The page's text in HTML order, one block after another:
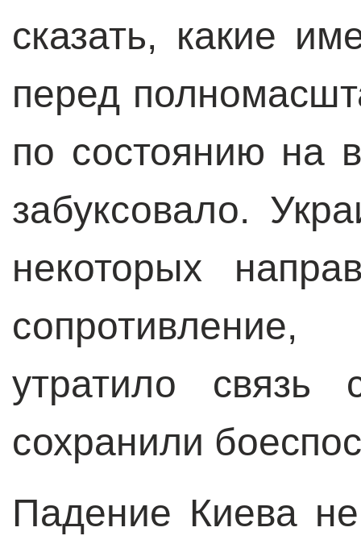
сказать, какие
перед
по состоянию на
забуксовало.
некоторых
утратило
сохранили
Падение Киева